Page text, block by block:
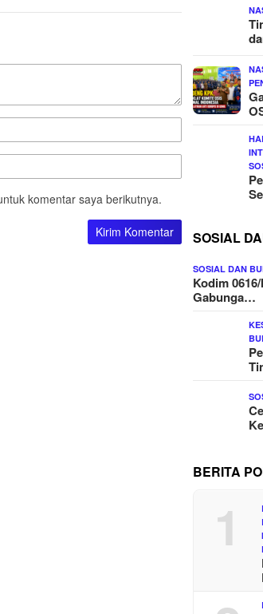
komentar saya berikutnya.
SOSIAL
SOSIAL DAN
Kodim
Gabunga…
BERITA
1